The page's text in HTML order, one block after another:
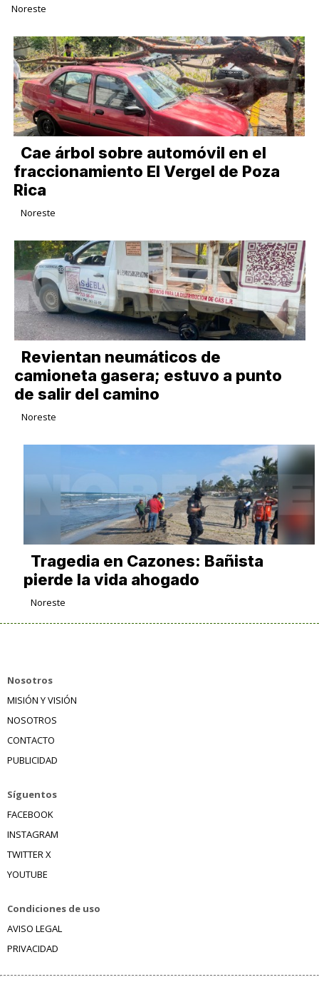
Noreste
Cae árbol sobre automóvil en el
fraccionamiento El Vergel de Poza
Rica
Noreste
Revientan neumáticos de
camioneta gasera; estuvo a punto
de salir del camino
Noreste
Tragedia en Cazones: Bañista
pierde la vida ahogado
Noreste
Nosotros
MISIÓN Y VISIÓN
NOSOTROS
CONTACTO
PUBLICIDAD
Síguentos
FACEBOOK
INSTAGRAM
TWITTER X
YOUTUBE
Condiciones de uso
AVISO LEGAL
PRIVACIDAD